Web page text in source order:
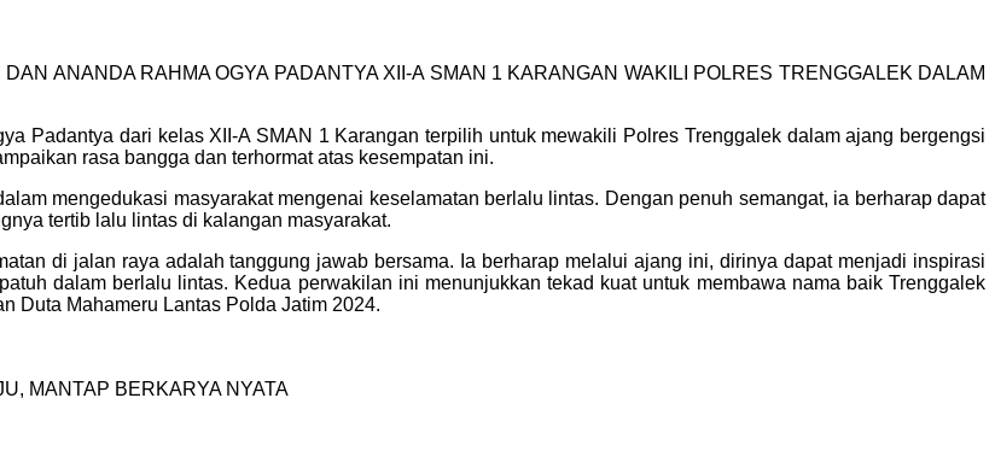
ANANDA RAHMA OGYA PADANTYA XII-A SMAN 1 KARANGAN WAKILI POLRES TRENGGALEK DALAM
Padantya dari kelas XII-A SMAN 1 Karangan terpilih untuk mewakili Polres Trenggalek dalam ajang bergengsi
rasa bangga dan terhormat atas kesempatan ini.
mengedukasi masyarakat mengenai keselamatan berlalu lintas. Dengan penuh semangat, ia berharap dapat
tertib lalu lintas di kalangan masyarakat.
di jalan raya adalah tanggung jawab bersama. Ia berharap melalui ajang ini, dirinya dapat menjadi inspirasi
dalam berlalu lintas. Kedua perwakilan ini menunjukkan tekad kuat untuk membawa nama baik Trenggalek
Duta Mahameru Lantas Polda Jatim 2024.
MANTAP BERKARYA NYATA